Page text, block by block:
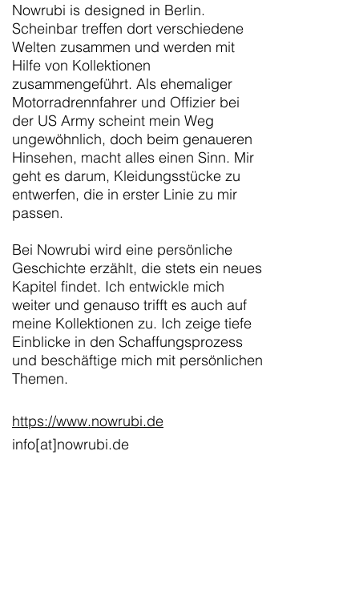
Nowrubi is designed in Berlin.
Scheinbar treffen dort verschiedene
Welten zusammen und werden mit
Hilfe von Kollektionen
zusammengeführt. Als ehemaliger
Motorradrennfahrer und Offizier bei
der US Army scheint mein Weg
ungewöhnlich, doch beim genaueren
Hinsehen, macht alles einen Sinn. Mir
geht es darum, Kleidungsstücke zu
entwerfen, die in erster Linie zu mir
passen.
Bei Nowrubi wird eine persönliche
Geschichte erzählt, die stets ein neues
Kapitel findet. Ich entwickle mich
weiter und genauso trifft es auch auf
meine Kollektionen zu. Ich zeige tiefe
Einblicke in den Schaffungsprozess
und beschäftige mich mit persönlichen
Themen.
https://www.nowrubi.de
info[at]nowrubi.de